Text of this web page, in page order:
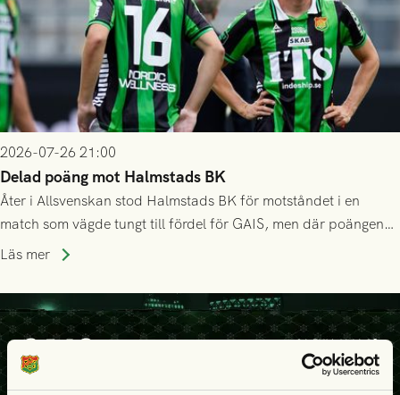
2026-07-26 21:00
Delad poäng mot Halmstads BK
Åter i Allsvenskan stod Halmstads BK för motståndet i en
match som vägde tungt till fördel för GAIS, men där poängen
delades efter dramatik på tilläggstid.
Läs mer